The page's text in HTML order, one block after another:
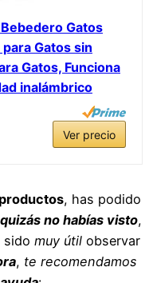
Gatos
Gatos sin
Gatos, Funciona
inalámbrico
Ver precio
productos, has podido
quizás no habías visto,
sido muy útil observar
, te recomendamos